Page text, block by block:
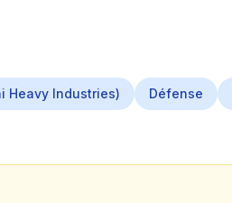
Heavy Industries) Défense